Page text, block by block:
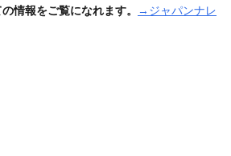
情報をご覧になれます。
→ジャパンナレ